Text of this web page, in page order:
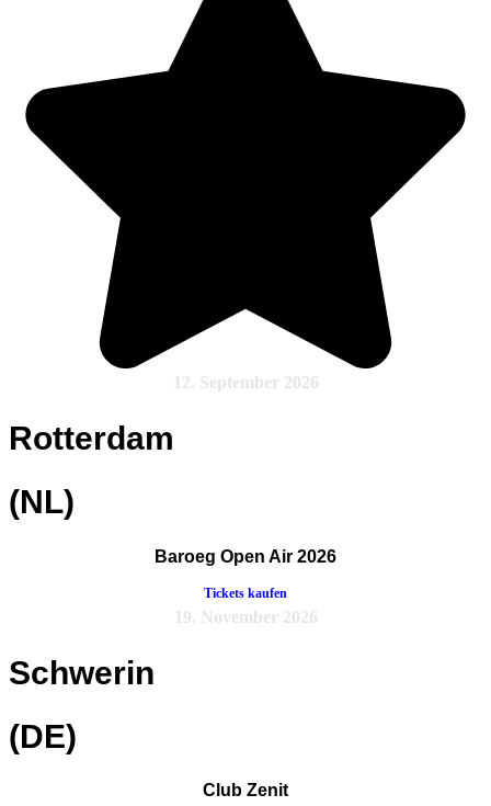
12. September 2026
Rotterdam
(NL)
Baroeg Open Air 2026
Tickets kaufen
19. November 2026
Schwerin
(DE)
Club Zenit